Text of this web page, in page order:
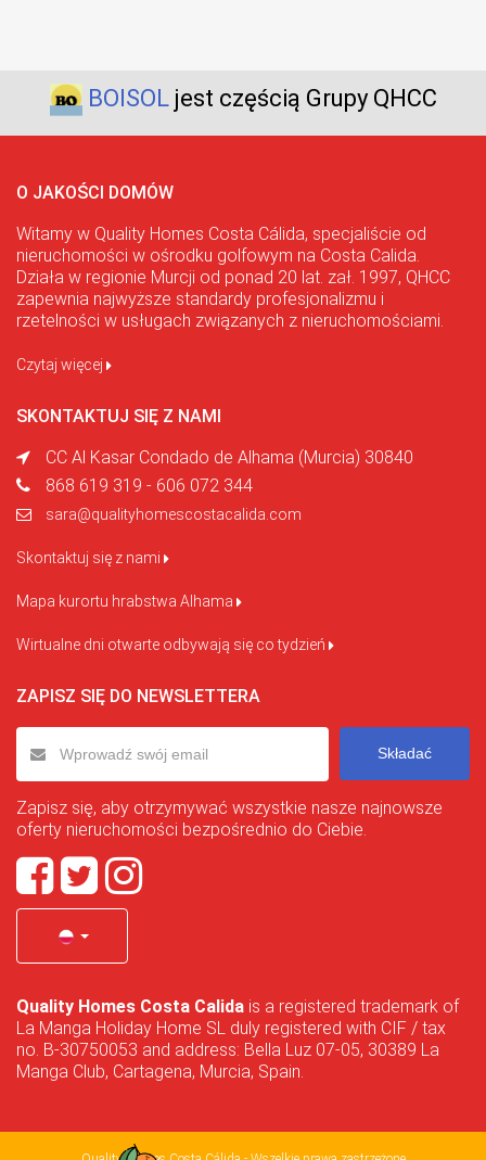
BOISOLjest częścią Grupy QHCC
O JAKOŚCI DOMÓW
Witamy w Quality Homes Costa Cálida, specjaliście od
nieruchomości w ośrodku golfowym na Costa Calida.
Działa w regionie Murcji od ponad 20 lat. zał. 1997, QHCC
zapewnia najwyższe standardy profesjonalizmu i
rzetelności w usługach związanych z nieruchomościami.
Czytaj więcej
SKONTAKTUJ SIĘ Z NAMI
CC Al Kasar Condado de Alhama (Murcia) 30840
868 619 319 - 606 072 344
sara@qualityhomescostacalida.com
Skontaktuj się z nami
Mapa kurortu hrabstwa Alhama
Wirtualne dni otwarte odbywają się co tydzień
ZAPISZ SIĘ DO NEWSLETTERA
Składać
Zapisz się, aby otrzymywać wszystkie nasze najnowsze
oferty nieruchomości bezpośrednio do Ciebie.
Quality Homes Costa Calida is a registered trademark of
La Manga Holiday Home SL duly registered with CIF / tax
no. B-30750053 and address: Bella Luz 07-05, 30389 La
Manga Club, Cartagena, Murcia, Spain.